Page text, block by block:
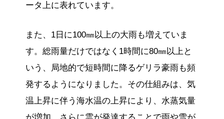
ータ上に表れています。
また、1日に100㎜以上の大雨も増えていま
す。総雨量だけではなく1時間に80㎜以上と
いう、局地的で短時間に降るゲリラ豪雨も頻
発するようになりました。その仕組みは、気
温上昇に伴う海水温の上昇により、水蒸気量